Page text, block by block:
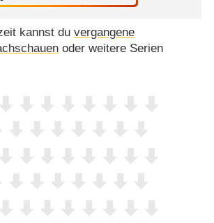
kannst du vergangene
oder weitere Serien